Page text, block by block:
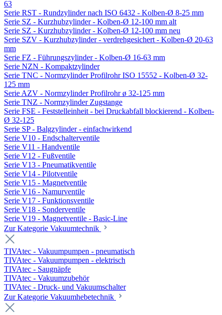
63
Serie RST - Rundzylinder nach ISO 6432 - Kolben-Ø 8-25 mm
Serie SZ - Kurzhubzylinder - Kolben-Ø 12-100 mm alt
Serie SZ - Kurzhubzylinder - Kolben-Ø 12-100 mm neu
Serie SZV - Kurzhubzylinder - verdrehgesichert - Kolben-Ø 20-63
mm
Serie FZ - Führungszylinder - Kolben-Ø 16-63 mm
Serie NZN - Kompaktzylinder
Serie TNC - Normzylinder Profilrohr ISO 15552 - Kolben-Ø 32-
125 mm
Serie AZV - Normzylinder Profilrohr ø 32-125 mm
Serie TNZ - Normzylinder Zugstange
Serie FSE - Feststelleinheit - bei Druckabfall blockierend - Kolben-
Ø 32-125
Serie SP - Balgzylinder - einfachwirkend
Serie V10 - Endschalterventile
Serie V11 - Handventile
Serie V12 - Fußventile
Serie V13 - Pneumatikventile
Serie V14 - Pilotventile
Serie V15 - Magnetventile
Serie V16 - Namurventile
Serie V17 - Funktionsventile
Serie V18 - Sonderventile
Serie V19 - Magnetventile - Basic-Line
Zur Kategorie Vakuumtechnik
TIVAtec - Vakuumpumpen - pneumatisch
TIVAtec - Vakuumpumpen - elektrisch
TIVAtec - Saugnäpfe
TIVAtec - Vakuumzubehör
TIVAtec - Druck- und Vakuumschalter
Zur Kategorie Vakuumhebetechnik